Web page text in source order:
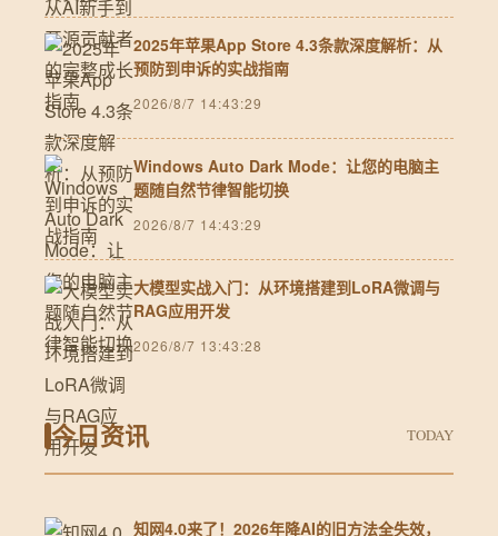
2025年苹果App Store 4.3条款深度解析：从
预防到申诉的实战指南
2026/8/7 14:43:29
Windows Auto Dark Mode：让您的电脑主
题随自然节律智能切换
2026/8/7 14:43:29
大模型实战入门：从环境搭建到LoRA微调与
RAG应用开发
2026/8/7 13:43:28
今日资讯 TODAY
知网4.0来了！2026年降AI的旧方法全失效，